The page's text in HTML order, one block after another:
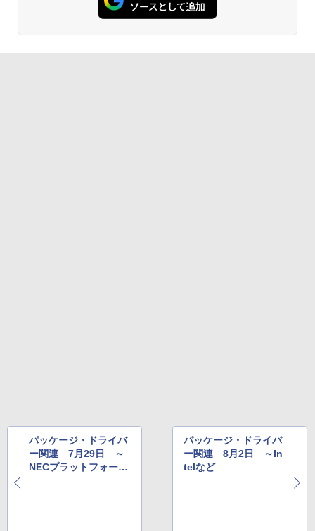
パッケージ・ドライバ
ー関連 7月29日 ～
NECプラットフォーム
パッケージ・ドライバ
ー関連 8月2日 ～In
telなど